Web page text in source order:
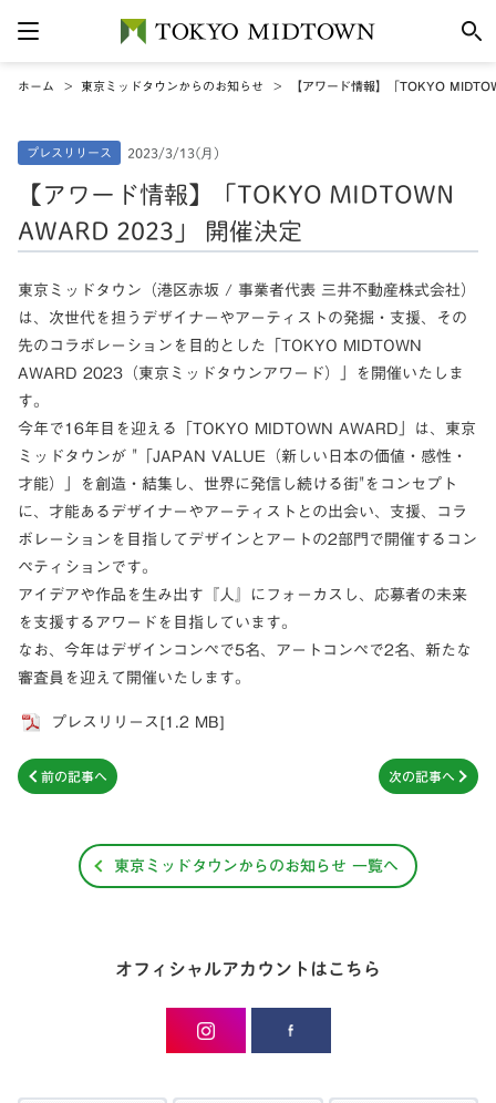
ホーム 東京ミッドタウンからのお知らせ 【アワード情報】「TOKYO
プレスリリース 2023/3/13(月)
【アワード情報】「TOKYO MIDTOWN
AWARD 2023」 開催決定
東京ミッドタウン（港区赤坂 / 事業者代表 三井不動産株式会社）
は、次世代を担うデザイナーやアーティストの発掘・支援、その
先のコラボレーションを目的とした「TOKYO MIDTOWN
AWARD 2023（東京ミッドタウンアワード）」を開催いたしま
す。
今年で16年目を迎える「TOKYO MIDTOWN AWARD」は、東京
ミッドタウンが "「JAPAN VALUE（新しい日本の価値・感性・
才能）」を創造・結集し、世界に発信し続ける街"をコンセプト
に、才能あるデザイナーやアーティストとの出会い、支援、コラ
ボレーションを目指してデザインとアートの2部門で開催するコン
ペティションです。
アイデアや作品を生み出す『人』にフォーカスし、応募者の未来
を支援するアワードを目指しています。
なお、今年はデザインコンペで5名、アートコンペで2名、新たな
審査員を迎えて開催いたします。
プレスリリース[1.2 MB]
次の記事へ
前の記事へ
東京ミッドタウンからのお知らせ 一覧へ
オフィシャルアカウントはこちら